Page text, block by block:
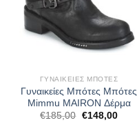
ΓΥΝΑΙΚΕΊΕΣ ΜΠΌΤΕΣ
Γυναικείες Μπότες Μπότες
Mimmu MAIRON Δέρμα
€185,00 Original
€148,00Η